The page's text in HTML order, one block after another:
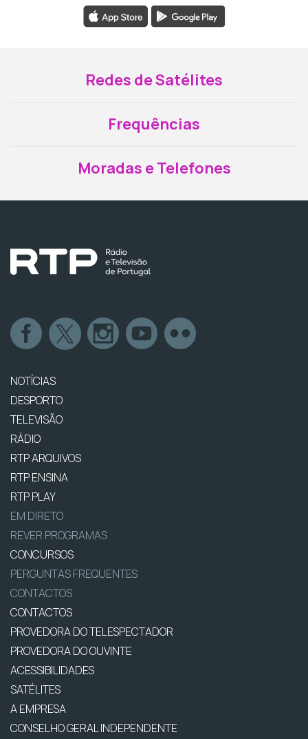
Redes de Satélites
Frequências
Moradas e Telefones
NOTÍCIAS
DESPORTO
TELEVISÃO
RÁDIO
RTP ARQUIVOS
RTP ENSINA
RTP PLAY
EM DIRETO
REVER PROGRAMAS
CONCURSOS
PERGUNTAS FREQUENTES
CONTACTOS
CONTACTOS
PROVEDORA DO TELESPECTADOR
PROVEDORA DO OUVINTE
ACESSIBILIDADES
SATÉLITES
A EMPRESA
CONSELHO GERAL INDEPENDENTE